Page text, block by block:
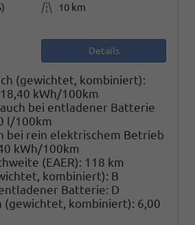
Kilometerstand
10 km
Details
(gewichtet, kombiniert):
kWh/100km
bei entladener Batterie
l/100km
bei rein elektrischem Betrieb
kWh/100km
(EAER): 118 km
kombiniert): B
Batterie: D
(gewichtet, kombiniert): 6,00